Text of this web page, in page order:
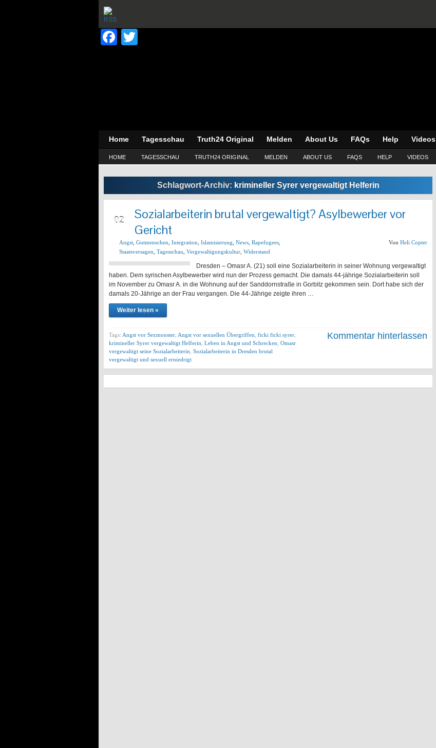
Facebook
Home Tagesschau Truth24 Original Melden About Us FAQs Help Videos
HOME TAGESSCHAU TRUTH24 ORIGINAL MELDEN ABOUT US FAQS HELP VIDEOS
Schlagwort-Archiv: krimineller Syrer vergewaltigt Helferin
02
Sozialarbeiterin brutal vergewaltigt? Asylbewerber vor
Gericht
Angst Gutmenschen Integration Islamisierung News Rapefugees
Staatsversagen Tagesschau Vergewaltigungskultur Widerstand
Von Heli Copter
Dresden – Omasr A. (21) soll eine Sozialarbeiterin in seiner Wohnung vergewaltigt
haben. Dem syrischen Asylbewerber wird nun der Prozess gemacht. Die damals 44-jährige Sozialarbeiterin soll
im November zu Omasr A. in die Wohnung auf der Sanddornstraße in Gorbitz gekommen sein. Dort habe sich der
damals 20-Jährige an der Frau vergangen. Die 44-Jährige zeigte ihren …
Weiter lesen »
Tags: Angst vor Sexmonster Angst vor sexuellen Übergriffen ficki ficki syrer
krimineller Syrer vergewaltigt Helferin Leben in Angst und Schrecken Omasr
vergewaltigt seine Sozialarbeiterin Sozialarbeiterin in Dresden brutal
vergewaltigt und sexuell erniedrigt
Kommentar hinterlassen